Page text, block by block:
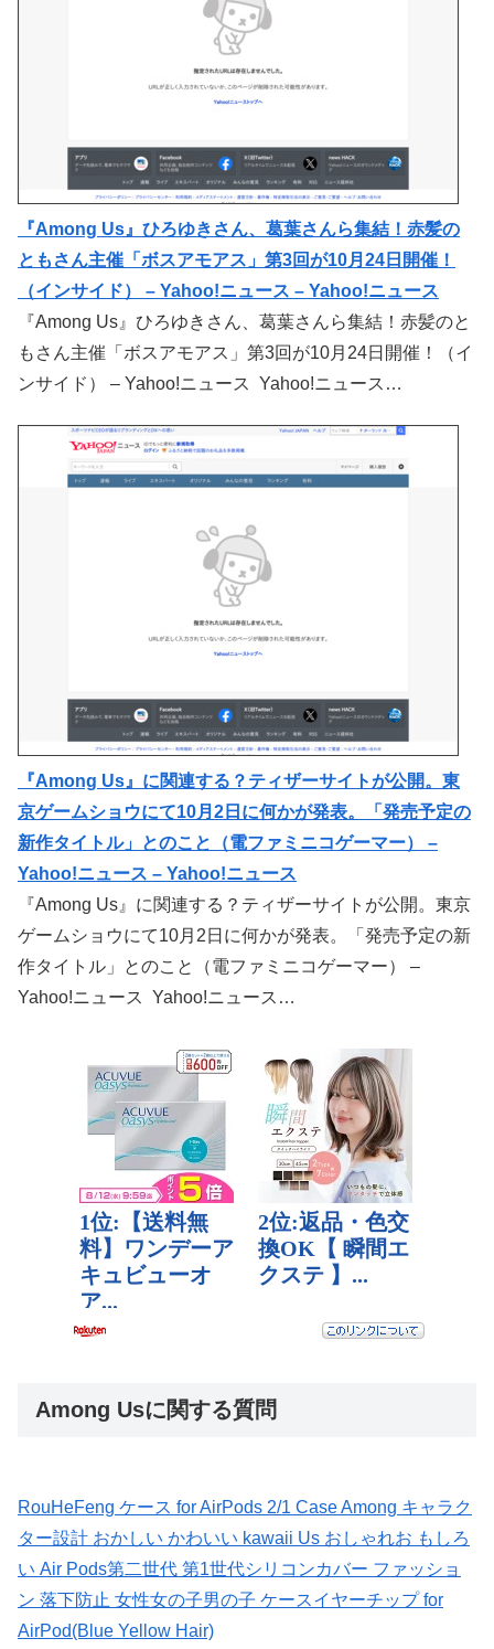
『Among Us』ひろゆきさん、葛葉さんら集結！赤髪の
ともさん主催「ボスアモアス」第3回が10月24日開催！
（インサイド） – Yahoo!ニュース – Yahoo!ニュース
『Among Us』ひろゆきさん、葛葉さんら集結！赤髪のと
もさん主催「ボスアモアス」第3回が10月24日開催！（イ
ンサイド） – Yahoo!ニュース Yahoo!ニュース…
『Among Us』に関連する？ティザーサイトが公開。東
京ゲームショウにて10月2日に何かが発表。「発売予定の
新作タイトル」とのこと（電ファミニコゲーマー） –
Yahoo!ニュース – Yahoo!ニュース
『Among Us』に関連する？ティザーサイトが公開。東京
ゲームショウにて10月2日に何かが発表。「発売予定の新
作タイトル」とのこと（電ファミニコゲーマー） –
Yahoo!ニュース Yahoo!ニュース…
Among Usに関する質問
RouHeFeng ケース for AirPods 2/1 Case Among キャラク
ター設計 おかしい かわいい kawaii Us おしゃれお もしろ
い Air Pods第二世代 第1世代シリコンカバー ファッショ
ン 落下防止 女性女の子男の子 ケースイヤーチップ for
AirPod(Blue Yellow Hair)